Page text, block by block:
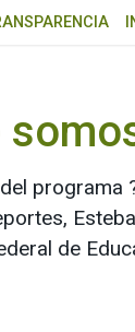
programa
de